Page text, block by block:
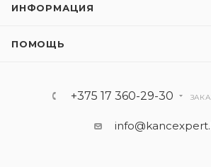
ИНФОРМАЦИЯ
ПОМОЩЬ
+375 17 360-29-30